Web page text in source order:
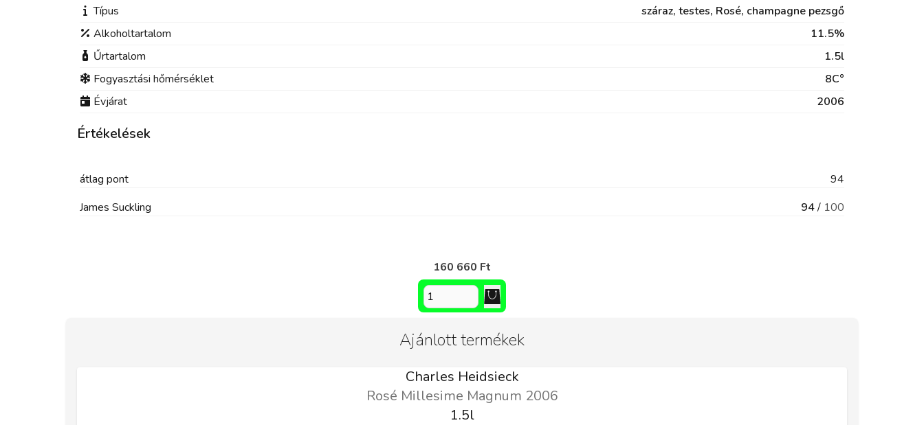
Típus
száraz, testes, Rosé, champagne pezsgő
Alkoholtartalom
11.5%
Űrtartalom
1.5l
Fogyasztási hőmérséklet
8C°
Évjárat
2006
Értékelések
átlag pont
94
James Suckling
94/ 100
160 660 Ft
Ajánlott termékek
Charles Heidsieck
Rosé Millesime Magnum 2006
1.5l